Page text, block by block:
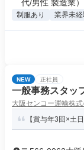
代/男性 製造業）
制服あり 業界未
NEW 正社員
一般事務スタッ
大阪センコー運輸株式
【賞与年3回×土